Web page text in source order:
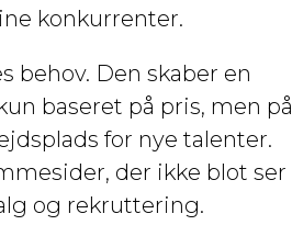
konkurrenter.
behov. Den skaber en
baseret på pris, men på
for nye talenter.
der ikke blot ser
og rekruttering.